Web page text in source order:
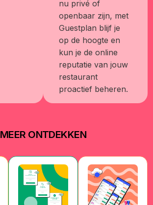
nu privé of
openbaar zijn, met
Guestplan blijf je
op de hoogte en
kun je de online
reputatie van jouw
restaurant
proactief beheren.
MEER ONTDEKKEN